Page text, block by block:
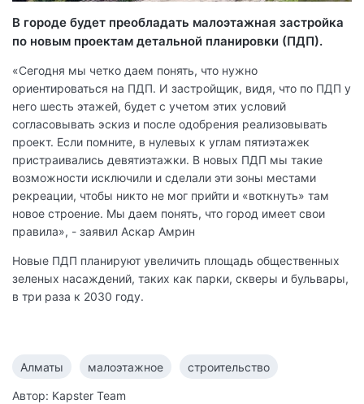
В городе будет преобладать малоэтажная застройка
по новым проектам детальной планировки (ПДП).
«Сегодня мы четко даем понять, что нужно
ориентироваться на ПДП. И застройщик, видя, что по ПДП у
него шесть этажей, будет с учетом этих условий
согласовывать эскиз и после одобрения реализовывать
проект. Если помните, в нулевых к углам пятиэтажек
пристраивались девятиэтажки. В новых ПДП мы такие
возможности исключили и сделали эти зоны местами
рекреации, чтобы никто не мог прийти и «воткнуть» там
новое строение. Мы даем понять, что город имеет свои
правила», - заявил Аскар Амрин
Новые ПДП планируют увеличить площадь общественных
зеленых насаждений, таких как парки, скверы и бульвары,
в три раза к 2030 году.
Алматы малоэтажное строительство
Автор: Kapster Team